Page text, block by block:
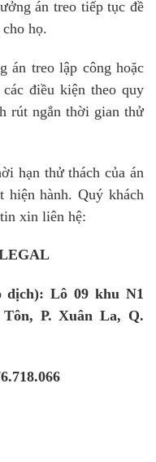
án treo tiếp tục đề
họ.
án treo lập công hoặc
điều kiện theo quy
rút ngắn thời gian thử
hạn thử thách của án
hiện hành. Quý khách
xin liên hệ:
dịch): Lô 09 khu N1
Tôn, P. Xuân La, Q.